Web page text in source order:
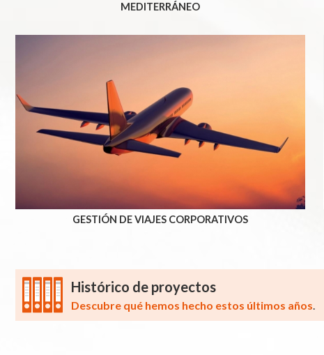
MEDITERRÁNEO
GESTIÓN DE VIAJES CORPORATIVOS
Histórico de proyectos
Descubre qué hemos hecho estos últimos años.